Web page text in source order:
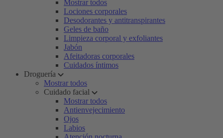
Mostrar todos
Lociones corporales
Desodorantes y antitranspirantes
Geles de baño
Limpieza corporal y exfoliantes
Jabón
Afeitadoras corporales
Cuidados íntimos
Droguería
Mostrar todos
Cuidado facial
Mostrar todos
Antienvejecimiento
Ojos
Labios